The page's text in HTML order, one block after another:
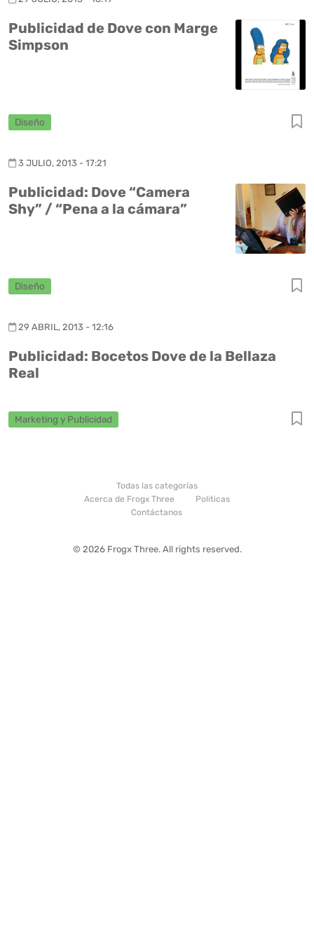
Publicidad de Dove con Marge
Simpson
Diseño
3 JULIO, 2013 - 17:21
Publicidad: Dove “Camera
Shy” / “Pena a la cámara”
Diseño
29 ABRIL, 2013 - 12:16
Publicidad: Bocetos Dove de la Bellaza
Real
Marketing y Publicidad
Todas las categorías
Acerca de Frogx Three
Politicas
Contáctanos
© 2026 Frogx Three. All rights reserved.